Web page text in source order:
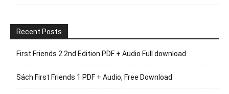
Recent Posts
First Friends 2 2nd Edition PDF + Audio Full download
Sách First Friends 1 PDF + Audio, Free Download